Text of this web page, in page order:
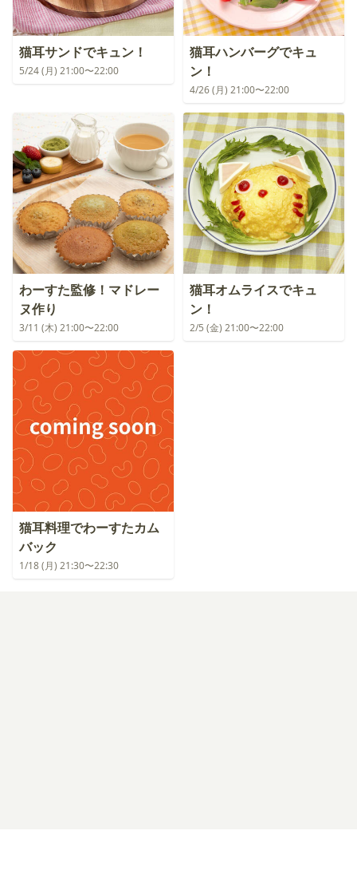
猫耳サンドでキュン！
5/24 (月) 21:00〜22:00
猫耳ハンバーグでキュ
ン！
4/26 (月) 21:00〜22:00
わーすた監修！マドレー
ヌ作り
3/11 (木) 21:00〜22:00
猫耳オムライスでキュ
ン！
2/5 (金) 21:00〜22:00
猫耳料理でわーすたカム
バック
1/18 (月) 21:30〜22:30